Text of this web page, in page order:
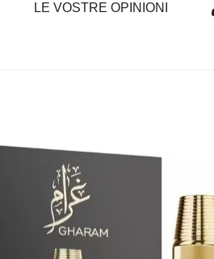
LE VOSTRE OPINIONI